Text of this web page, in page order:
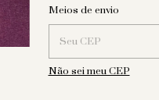
Entregas para o CEP:
Meios de envio
Não sei meu CEP